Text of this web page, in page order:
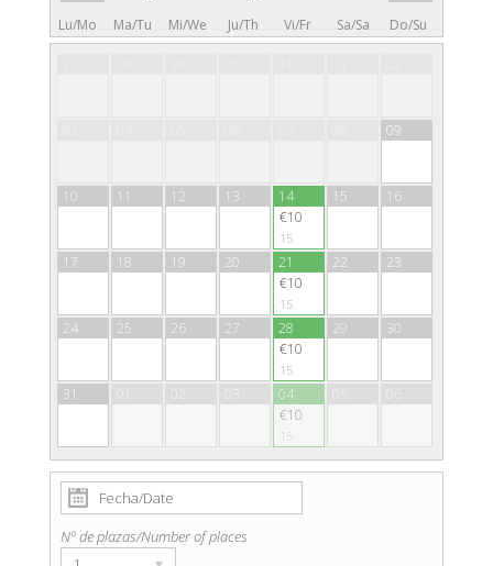
Lu/Mo Ma/Tu Mi/We Ju/Th Vi/Fr Sa/Sa Do/Su
09
10 11 12 13
14
€10
15
15 16
17 18 19 20
21
€10
15
22 23
24 25 26 27
28
€10
15
29 30
31
04
€10
15
Nº de plazas/Number of places